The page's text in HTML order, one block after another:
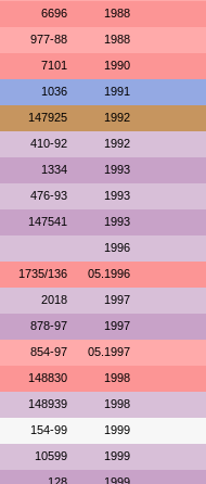
6696 1988
977-88 1988
7101 1990
1036 1991
147925 1992
410-92 1992
1334 1993
476-93 1993
147541 1993
1996
1735/136 05.1996
2018 1997
878-97 1997
854-97 05.1997
148830 1998
148939 1998
154-99 1999
10599 1999